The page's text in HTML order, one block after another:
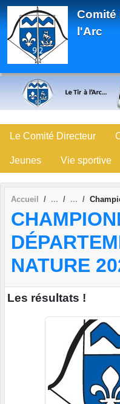
Comité
l'Arc
Le Comité Directeur
Jeunes Vie sportive
Accueil
NATURE
Les résultats !
Panneau de gestion des